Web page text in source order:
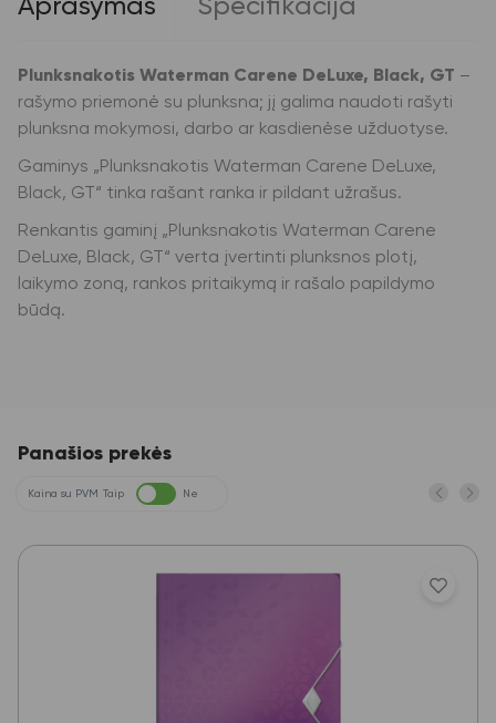
Aprašymas Specifikacija
Plunksnakotis Waterman Carene DeLuxe, Black, GT –
rašymo priemonė su plunksna; jį galima naudoti rašyti
plunksna mokymosi, darbo ar kasdienėse užduotyse.
Gaminys „Plunksnakotis Waterman Carene DeLuxe,
Black, GT“ tinka rašant ranka ir pildant užrašus.
Renkantis gaminį „Plunksnakotis Waterman Carene
DeLuxe, Black, GT“ verta įvertinti plunksnos plotį,
laikymo zoną, rankos pritaikymą ir rašalo papildymo
būdą.
Panašios prekės
Kaina su PVM Taip Ne